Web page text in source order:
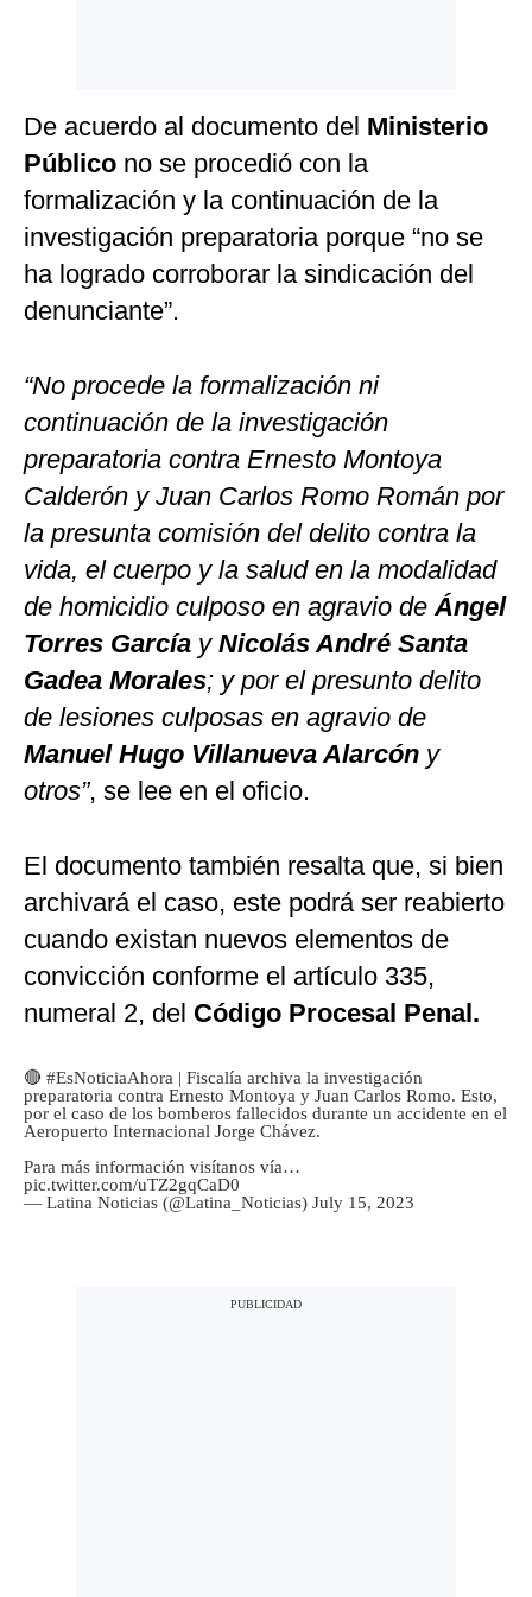
De acuerdo al documento del Ministerio
Público no se procedió con la
formalización y la continuación de la
investigación preparatoria porque “no se
ha logrado corroborar la sindicación del
denunciante”.
“No procede la formalización ni
continuación de la investigación
preparatoria contra Ernesto Montoya
Calderón y Juan Carlos Romo Román por
la presunta comisión del delito contra la
vida, el cuerpo y la salud en la modalidad
de homicidio culposo en agravio de Ángel
Torres García y Nicolás André Santa
Gadea Morales; y por el presunto delito
de lesiones culposas en agravio de
Manuel Hugo Villanueva Alarcón y
otros”, se lee en el oficio.
El documento también resalta que, si bien
archivará el caso, este podrá ser reabierto
cuando existan nuevos elementos de
convicción conforme el artículo 335,
numeral 2, del Código Procesal Penal.
🔴 #EsNoticiaAhora | Fiscalía archiva la investigación
preparatoria contra Ernesto Montoya y Juan Carlos Romo. Esto,
por el caso de los bomberos fallecidos durante un accidente en el
Aeropuerto Internacional Jorge Chávez.
Para más información visítanos vía…
pic.twitter.com/uTZ2gqCaD0
— Latina Noticias (@Latina_Noticias) July 15, 2023